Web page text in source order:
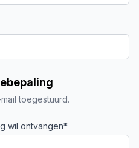
toegestuurd.
wil ontvangen*